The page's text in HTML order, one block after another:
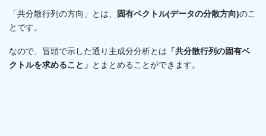
「共分散行列の方向」とは、 固有ベクトル(データの分散方向)のこ
とです。
なので、冒頭で示した通り主成分分析とは 「共分散行列の固有ベ
クトルを求めること」 とまとめることができます。